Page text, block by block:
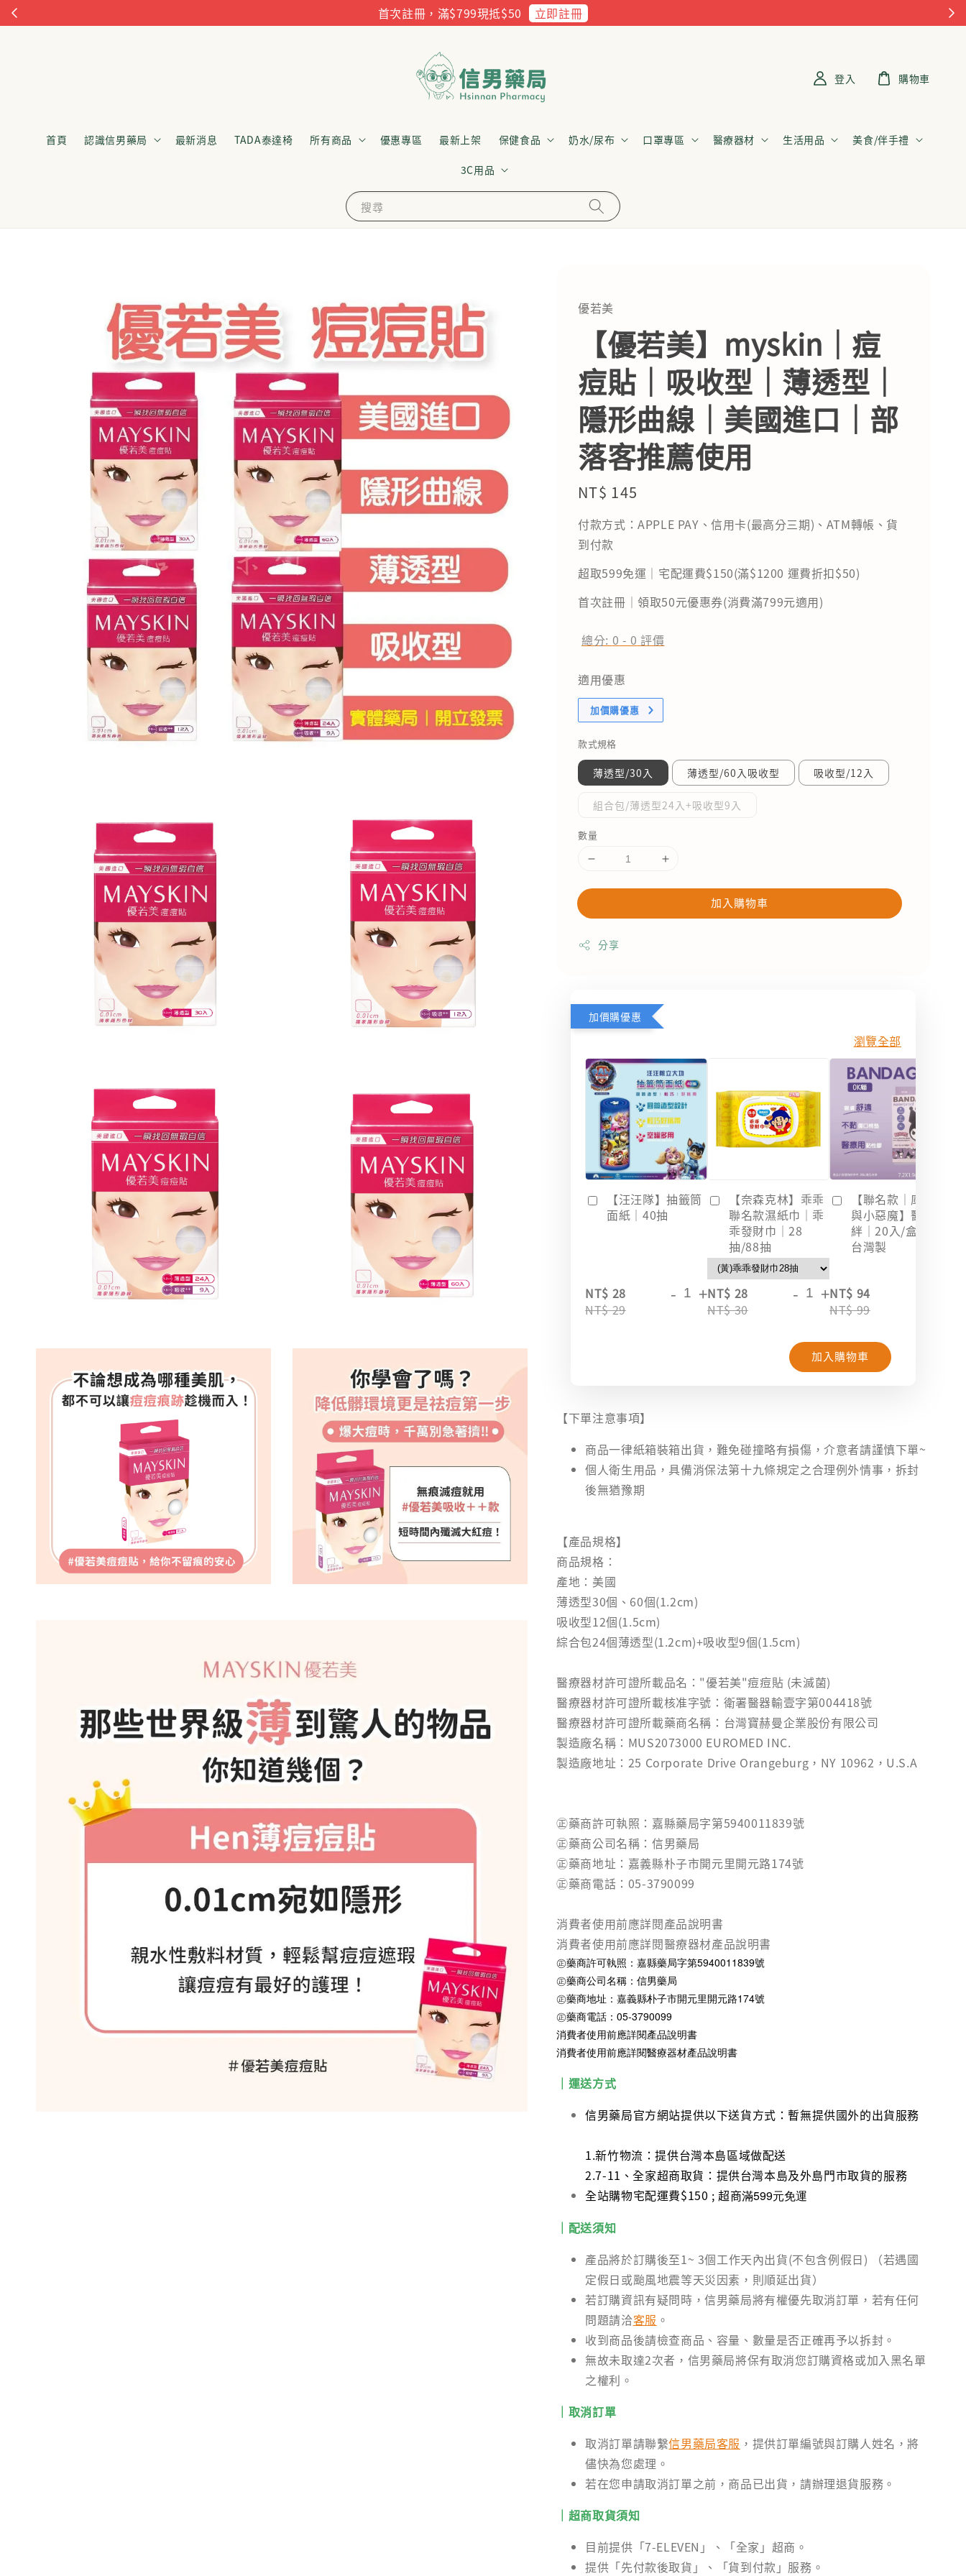
首次註冊，滿$799現抵$50 立即註冊
搜尋
首頁 認識信男藥局 最新消息 TADA泰達椅 所有商品 優惠專區 最新上架 保健食品 奶水/尿布 口罩專區 醫療器材 生活用品 美食/伴手禮
3C用品
登入 購物車
優若美
【優若美】myskin｜痘
痘貼｜吸收型｜薄透型｜
隱形曲線｜美國進口｜部
落客推薦使用
Regular
price
NT$ 145
付款方式：APPLE PAY、信用卡(最高分三期)、ATM轉帳、貨
到付款
超取599免運｜宅配運費$150(滿$1200 運費折扣$50)
首次註冊｜領取50元優惠券(消費滿799元適用)
總分: 0 - 0 評價
適用優惠
加價購優惠
款式規格
薄透型/30入 薄透型/60入吸收型 吸收型/12入
組合包/薄透型24入+吸收型9入
數量
加入購物車
分享
加價購優惠
瀏覽全部
【汪汪隊】抽籤筒
面紙｜40抽
NT$ 28
NT$ 29
- +
【奈森克林】乖乖
聯名款濕紙巾｜乖
乖發財巾｜28
抽/88抽
NT$ 28
NT$ 30
- +
【聯名款｜庫洛米
與小惡魔】醫療OK
絆｜20入/盒裝｜
台灣製
NT$ 94
NT$ 99
加入購物車
【下單注意事項】
商品一律紙箱裝箱出貨，難免碰撞略有損傷，介意者請謹慎下單~
個人衛生用品，具備消保法第十九條規定之合理例外情事，拆封
後無猶豫期
【產品規格】
商品規格：
產地：美國
薄透型30個、60個(1.2cm)
吸收型12個(1.5cm)
綜合包24個薄透型(1.2cm)+吸收型9個(1.5cm)
醫療器材許可證所載品名："優若美"痘痘貼 (未滅菌)
醫療器材許可證所載核准字號：衛署醫器輸壹字第004418號
醫療器材許可證所載藥商名稱：台灣寶赫曼企業股份有限公司
製造廠名稱：MUS2073000 EUROMED INC.
製造廠地址：25 Corporate Drive Orangeburg，NY 10962，U.S.A
㊣藥商許可執照：嘉縣藥局字第5940011839號
㊣藥商公司名稱：信男藥局
㊣藥商地址：嘉義縣朴子市開元里開元路174號
㊣藥商電話：05-3790099
消費者使用前應詳閱產品說明書
消費者使用前應詳閱醫療器材產品說明書
㊣藥商許可執照：嘉縣藥局字第5940011839號
㊣藥商公司名稱：信男藥局
㊣藥商地址：嘉義縣朴子市開元里開元路174號
㊣藥商電話：05-3790099
消費者使用前應詳閱產品說明書
消費者使用前應詳閱醫療器材產品說明書
｜運送方式
信男藥局官方網站提供以下送貨方式：暫無提供國外的出貨服務
1.新竹物流：提供台灣本島區域做配送
2.7-11、全家超商取貨：提供台灣本島及外島門市取貨的服務
全站購物宅配運費$150 ; 超商滿599元免運
｜配送須知
產品將於訂購後至1~ 3個工作天內出貨(不包含例假日) （若遇國
定假日或颱風地震等天災因素，則順延出貨）
若訂購資訊有疑問時，信男藥局將有權優先取消訂單，若有任何
問題請洽客服 。
收到商品後請檢查商品、容量、數量是否正確再予以拆封。
無故未取達2次者，信男藥局將保有取消您訂購資格或加入黑名單
之權利。
｜取消訂單
取消訂單請聯繫信男藥局客服 ，提供訂單編號與訂購人姓名，將
儘快為您處理。
若在您申請取消訂單之前，商品已出貨，請辦理退貨服務。
｜超商取貨須知
目前提供「7-ELEVEN」、「全家」超商。
提供「先付款後取貨」、「貨到付款」服務。